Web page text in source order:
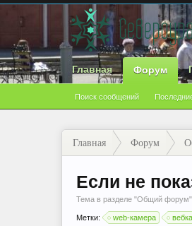
Главная Форум
Поиск сообщений
Главная Форум
Если не
Тема в разделе "Общий форум
Метки: web-камера